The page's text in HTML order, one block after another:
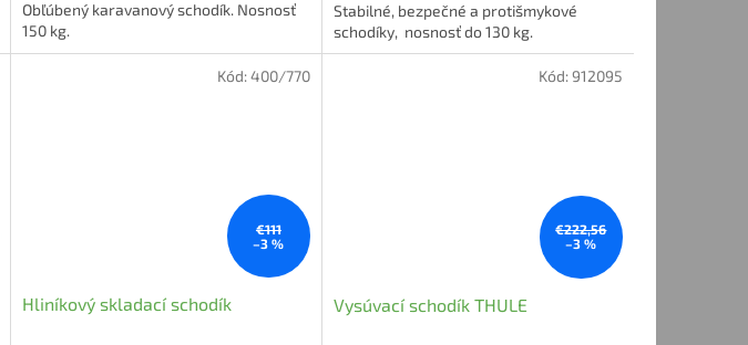
z
5
hviezdičiek.
Obľúbený karavanový schodík. Nosnosť
150 kg.
Stabilné, bezpečné a protišmykové
schodíky, nosnosť do 130 kg.
€111
–3 %
Hliníkový skladací schodík
Kód:400/770
€222,56
–3 %
Vysúvací schodík THULE
Kód:912095